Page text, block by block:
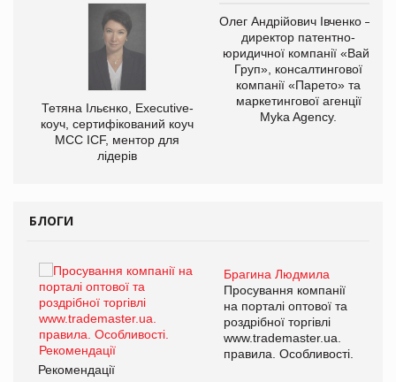
Тетяна Ільєнко, Executive-
коуч, сертифікований коуч
МСС ICF, ментор для
лідерів
Олег Андрійович Івченко —
директор патентно-
юридичної компанії «Вайз
Груп», консалтингової
компанії «Парето» та
маркетингової агенції
Myka Agency.
БЛОГИ
Брагина Людмила
Просування компанії
на порталі оптової та
роздрібної торгівлі
www.trademaster.ua.
правила. Особливості.
Рекомендації